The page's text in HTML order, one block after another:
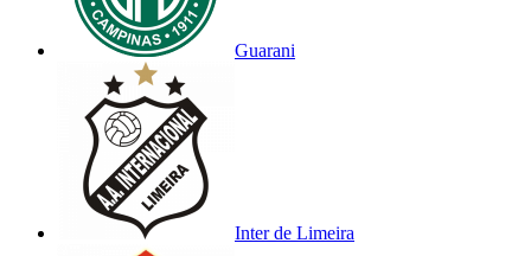
Guarani
Inter de Limeira